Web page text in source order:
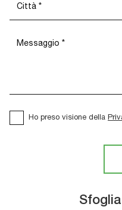
Ho preso visione della